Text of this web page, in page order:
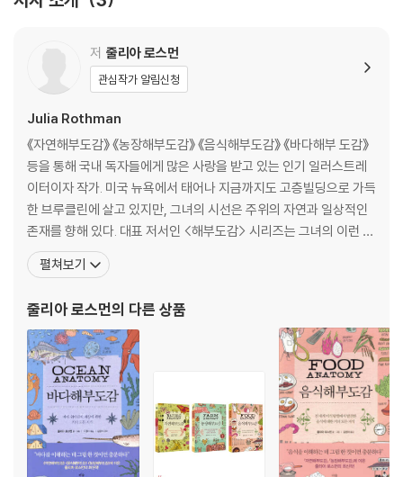
런디│포사│전 세계의 곰│곰이 아닌 울버린│저녁밥으로 물고기를 잡는
많은 타란툴라│큰 이빨을 가진 물고기│수리들│부엉이의 생김새│크로커
다일과 앨리게이터 비교│킬러 도마뱀│독수리가 지나간 자리
CHAPTER 3 풀 뜯는 동물들
포식자와 먹잇감│오카피│기린영양│기린의 생김새│각질로 이루어진 뿔
│돋보이는 사슴뿔│영양│발굽의 생김새│얼룩말의 생김새│야생마│야생
당나귀│가지뿔영양의 특이한 사례│고개 숙이고 풀 뜯는 동물과 고개 들
고 풀 뜯는 동물│사향소│들소│아프리카물소│코끼리 잡학 사전│아프리
카코끼리와 아시아코끼리│이름에 ‘코끼리’가 붙은 동물들│하마│호아친│
영장류 집단│유인원│협비류 원숭이│광비류 원숭이│붉은정강이두크│마
모셋과 타마린│서로 핥아주기│몇 종의 기각류│줄무늬몽구스│미어캣│
홍학의 생김새│화려한 자태를 뽐내는 홍학│벌거숭이두더지쥐│박쥐의
세계│갯과 동물의 세계│여우의 세계
CHAPTER 5 동물들의 집 짓기
집주인│유럽오소리│곤충의 건축술│거미줄│둥지 꾸미기│굴을 파는 새│
자연의 공학자│침대 만들기
저 줄리아 로스먼
관심작가 알림신청
Julia Rothman
《자연해부도감》 《농장해부도감》 《음식해부도감》 《바다해부 도감》
등을 통해 국내 독자들에게 많은 사랑을 받고 있는 인기 일러스트레
이터이자 작가. 미국 뉴욕에서 태어나 지금까지도 고층빌딩으로 가득
한 브루클린에 살고 있지만, 그녀의 시선은 주위의 자연과 일상적인
존재를 향해 있다. 대표 저서인 <해부도감> 시리즈는 그녀의 이런 따
뜻하고 섬세한 시선을 엿볼 수 있는 결과물이다. 과학과 역사, 도시,
자연, 동물, 음식 등 여러 분야의 지식과 정보를 간결한 글과 아름다
식물, 전 세계의 음식, 바닷속 세상에 이어 이
펼쳐보기
줄리아 로스먼의 다른 상품